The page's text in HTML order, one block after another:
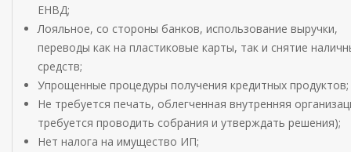
ЕНВД;
Лояльное, со стороны банков, использование выручки,
переводы как на пластиковые карты, так и снятие
средств;
Упрощенные процедуры получения кредитных продуктов;
Не требуется печать, облегченная внутренняя
требуется проводить собрания и утверждать решения);
Нет налога на имущество ИП;